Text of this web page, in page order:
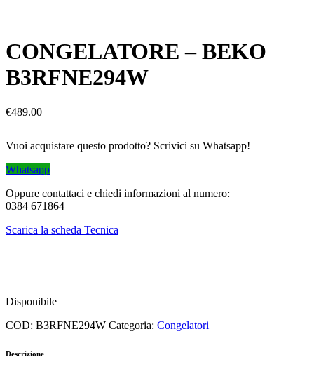
CONGELATORE – BEKO
B3RFNE294W
€489.00
Vuoi acquistare questo prodotto? Scrivici su Whatsapp!
Whatsapp
Oppure contattaci e chiedi informazioni al numero:
0384 671864
Scarica la scheda Tecnica
Disponibile
COD: B3RFNE294W Categoria: Congelatori
Descrizione